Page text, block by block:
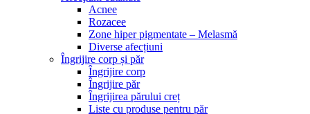
Acnee
Rozacee
Zone hiper pigmentate – Melasmă
Diverse afecțiuni
Îngrijire corp și păr
Îngrijire corp
Îngrijire păr
Îngrijirea părului creț
Liste cu produse pentru păr